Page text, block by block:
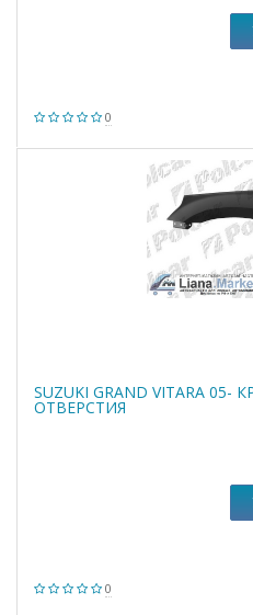
0
SUZUKI GRAND VITARA
ОТВЕРСТИЯ
0